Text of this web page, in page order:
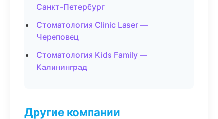
Санкт-Петербург
Стоматология Clinic Laser —
Череповец
Стоматология Kids Family —
Калининград
Другие компании